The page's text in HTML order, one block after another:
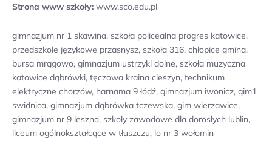
Strona www szkoły: www.sco.edu.pl
gimnazjum nr 1 skawina, szkoła policealna progres katowice,
przedszkole językowe przasnysz, szkoła 316, chłopice gmina,
bursa mrągowo, gimnazjum ustrzyki dolne, szkoła muzyczna
katowice dąbrówki, tęczowa kraina cieszyn, technikum
elektryczne chorzów, harnama 9 łódź, gimnazjum iwonicz, gim1
swidnica, gimnazjum dąbrówka tczewska, gim wierzawice,
gimnazjum nr 9 leszno, szkoły zawodowe dla dorosłych lublin,
liceum ogólnokształcące w tłuszczu, lo nr 3 wołomin